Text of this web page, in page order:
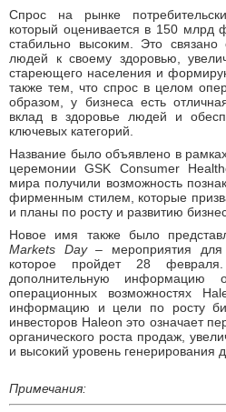
Спрос на рынке
который оценивается в 150 млрд
стабильно высоким. Это
людей к своему здоровью,
стареющего населения и
также тем, что спрос в целом
образом, у бизнеса есть
вклад в здоровье людей и
ключевых категорий.
Название было объявлено в
церемонии GSK Consumer
мира получили возможность
фирменным стилем, которые
и планы по росту и развитию
Новое имя также было
Markets Day – мероприятия
которое пройдет 28
дополнительную
операционных возможностях
информацию и цели по росту
инвесторов Haleon это означает
органического роста продаж,
и высокий уровень генерирования
Примечания: